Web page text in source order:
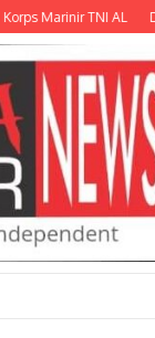
TNI AL Danjen